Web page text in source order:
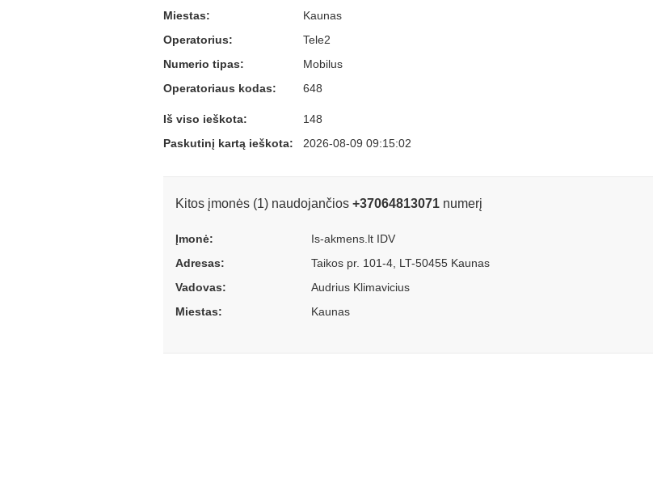
Miestas:
Kaunas
Operatorius:
Tele2
Numerio tipas:
Mobilus
Operatoriaus kodas:
648
Iš viso ieškota:
148
Paskutinį kartą ieškota:
2026-08-09 09:15:02
Kitos įmonės (1) naudojančios +37064813071 numerį
Įmonė:
Is-akmens.lt IDV
Adresas:
Taikos pr. 101-4, LT-50455 Kaunas
Vadovas:
Audrius Klimavicius
Miestas:
Kaunas